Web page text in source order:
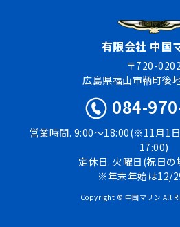
有限会社 中国
〒720-0202
広島県福山市鞆町後
084-
営業時間. 9:00〜18:00(※11月1
17:00)
定休日. 火曜日(祝日の
※年末年始は12/
Copyright © 中国マリン All